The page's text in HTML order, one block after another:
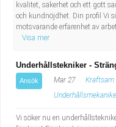
kvalitet, säkerhet och ett gott
och kundnöjdhet. Din profil Vi
motsvarande erfarenhet av
Visa mer
Underhållstekniker -
Ansök Mar 27
Kraftsam
Vi söker nu en